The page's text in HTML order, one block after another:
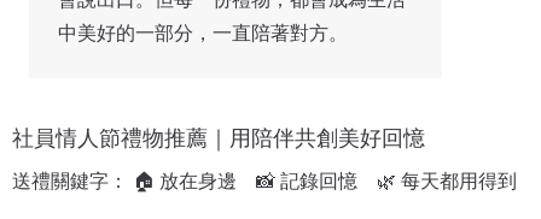
中美好的一部分，一直陪著對方。
社員情人節禮物推薦｜用陪伴共創美好回憶
送禮關鍵字： 🏠 放在身邊　📸 記錄回憶　🌿 每天都用得到